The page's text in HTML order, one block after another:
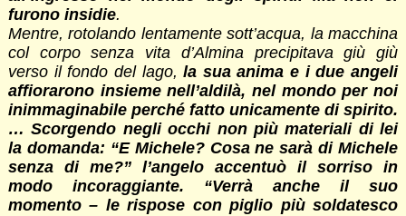
furono insidie.
Mentre, rotolando lentamente sott’acqua, la macchina
col corpo senza vita d’Almina precipitava giù giù
verso il fondo del lago,la sua anima e i due angeli
affiorarono insieme nell’aldilà, nel mondo per noi
inimmaginabile perché fatto unicamente di spirito.
… Scorgendo negli occhi non più materiali di lei
la domanda: “E Michele? Cosa ne sarà di Michele
senza di me?” l’angelo accentuò il sorriso in
modo incoraggiante. “Verrà anche il suo
momento – le rispose con piglio più soldatesco